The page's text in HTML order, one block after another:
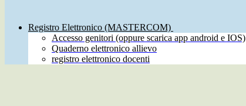
Registro Elettronico (MASTERCOM)
Accesso genitori (oppure scarica app android e IOS)
Quaderno elettronico allievo
registro elettronico docenti